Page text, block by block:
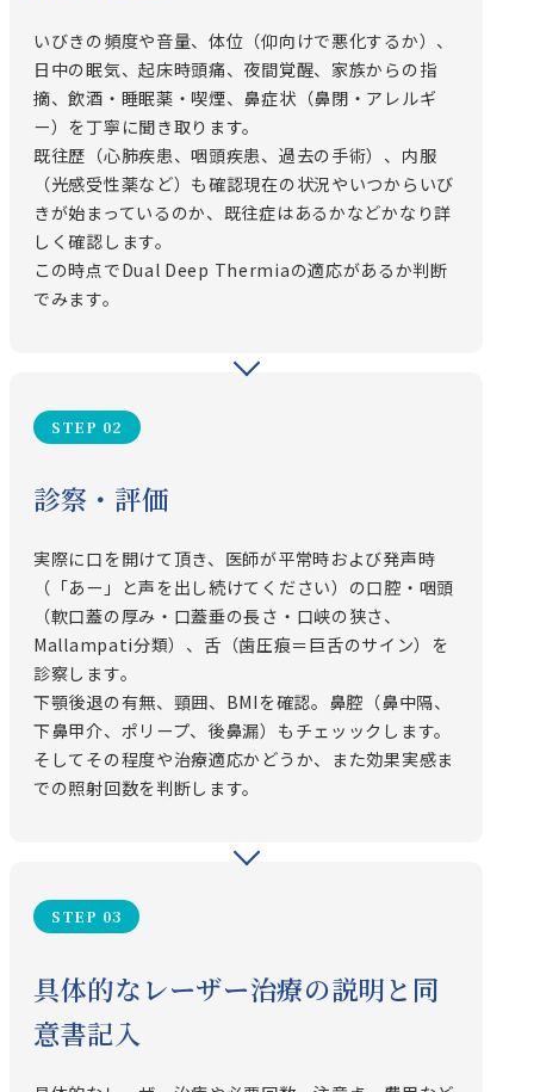
いびきの頻度や音量、体位（仰向けで悪化するか）、
日中の眠気、起床時頭痛、夜間覚醒、家族からの指
摘、飲酒・睡眠薬・喫煙、鼻症状（鼻閉・アレルギ
ー）を丁寧に聞き取ります。
既往歴（心肺疾患、咽頭疾患、過去の手術）、内服
（光感受性薬など）も確認現在の状況やいつからいび
きが始まっているのか、既往症はあるかなどかなり詳
しく確認します。
この時点でDual Deep Thermiaの適応があるか判断
でみます。
STEP 02
診察・評価
実際に口を開けて頂き、医師が平常時および発声時
（「あー」と声を出し続けてください）の口腔・咽頭
（軟口蓋の厚み・口蓋垂の長さ・口峡の狭さ、
Mallampati分類）、舌（歯圧痕＝巨舌のサイン）を
診察します。
下顎後退の有無、頸囲、BMIを確認。鼻腔（鼻中隔、
下鼻甲介、ポリープ、後鼻漏）もチェッックします。
そしてその程度や治療適応かどうか、また効果実感ま
での照射回数を判断します。
STEP 03
具体的なレーザー治療の説明と同
意書記入